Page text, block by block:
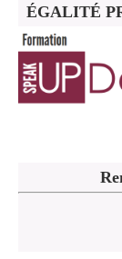
ÉGALITÉ